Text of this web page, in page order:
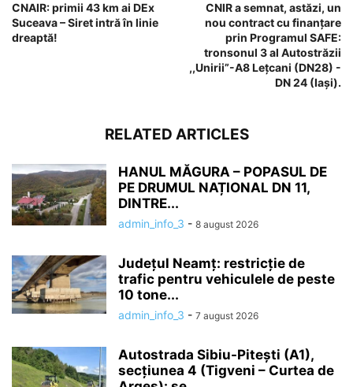
CNAIR: primii 43 km ai DEx
Suceava – Siret intră în linie
dreaptă!
CNIR a semnat, astăzi, un
nou contract cu finanțare
prin Programul SAFE:
tronsonul 3 al Autostrăzii
,,Unirii”-A8 Lețcani (DN28) -
DN 24 (Iași).
RELATED ARTICLES
HANUL MĂGURA – POPASUL DE
PE DRUMUL NAȚIONAL DN 11,
DINTRE...
admin_info_3 - 8 august 2026
Județul Neamț: restricție de
trafic pentru vehiculele de peste
10 tone...
admin_info_3 - 7 august 2026
Autostrada Sibiu-Pitești (A1),
secțiunea 4 (Tigveni – Curtea de